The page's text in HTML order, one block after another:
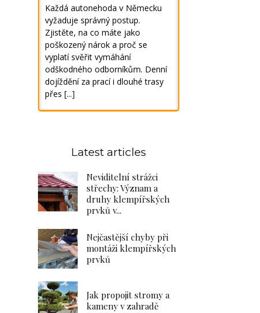
Každá autonehoda v Německu
vyžaduje správný postup.
Zjistěte, na co máte jako
poškozený nárok a proč se
vyplatí svěřit vymáhání
odškodného odborníkům. Denní
dojíždění za prací i dlouhé trasy
přes[...]
Latest articles
Neviditelní strážci
střechy: Význam a
druhy klempířských
prvků v...
Nejčastější chyby při
montáži klempířských
prvků
Jak propojit stromy a
kameny v zahradě